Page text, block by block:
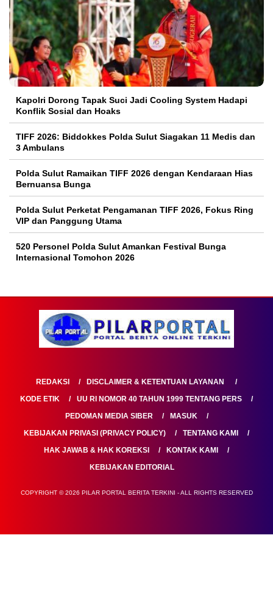
Kapolri Dorong Tapak Suci Jadi Cooling System Hadapi
Konflik Sosial dan Hoaks
TIFF 2026: Biddokkes Polda Sulut Siagakan 11 Medis dan
3 Ambulans
Polda Sulut Ramaikan TIFF 2026 dengan Kendaraan Hias
Bernuansa Bunga
Polda Sulut Perketat Pengamanan TIFF 2026, Fokus Ring
VIP dan Panggung Utama
520 Personel Polda Sulut Amankan Festival Bunga
Internasional Tomohon 2026
REDAKSI
DISCLAIMER & KETENTUAN LAYANAN
KODE ETIK
UU RI NOMOR 40 TAHUN 1999 TENTANG PERS
PEDOMAN MEDIA SIBER
MASUK
KEBIJAKAN PRIVASI (PRIVACY POLICY)
TENTANG KAMI
HAK JAWAB & HAK KOREKSI
KONTAK KAMI
KEBIJAKAN EDITORIAL
COPYRIGHT © 2026 PILAR PORTAL BERITA TERKINI - ALL RIGHTS RESERVED